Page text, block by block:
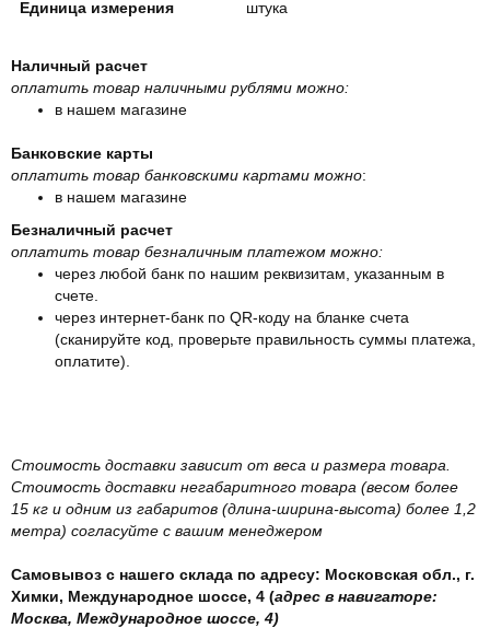
Единица измерения штука
Наличный расчет
оплатить товар наличными рублями можно:
в нашем магазине
Банковские карты
оплатить товар банковскими картами можно:
в нашем магазине
Безналичный расчет
оплатить товар безналичным платежом можно:
через любой банк по нашим реквизитам, указанным в
счете.
через интернет-банк по QR-коду на бланке счета
(сканируйте код, проверьте правильность суммы платежа,
оплатите).
Стоимость доставки зависит от веса и размера товара.
Стоимость доставки негабаритного товара (весом более
15 кг и одним из габаритов (длина-ширина-высота) более 1,2
метра) согласуйте с вашим менеджером
Самовывоз с нашего склада по адресу: Московская обл., г.
Химки, Международное шоссе, 4 (адрес в навигаторе:
Москва, Международное шоссе, 4)